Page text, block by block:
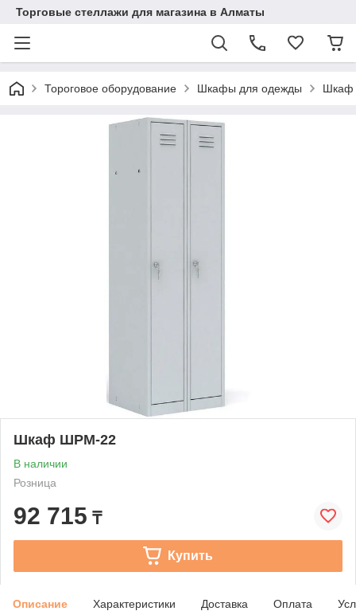
Торговые стеллажи для магазина в Алматы
Тороговое оборудование Шкафы для одежды
Шкаф ШРМ-22
В наличии
Розница
92 715 ₸
Купить
Описание Характеристики Доставка Оплата